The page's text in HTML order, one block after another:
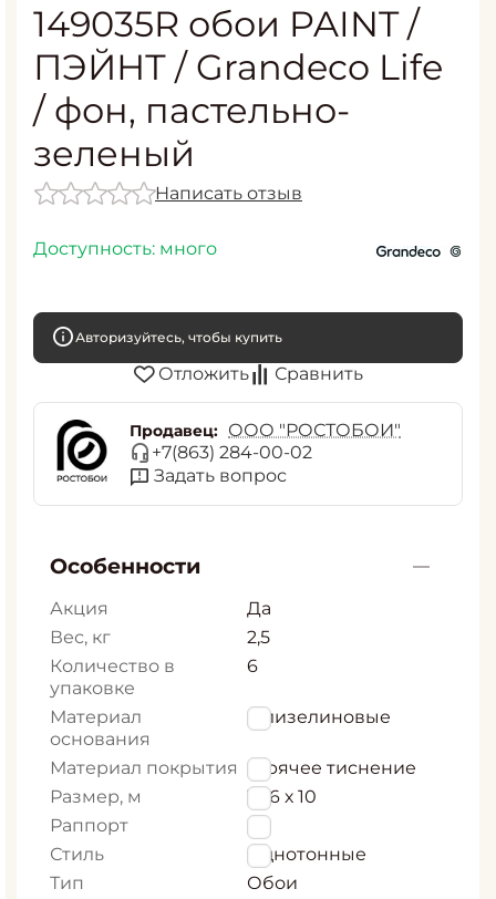
149035R обои PAINT /
ПЭЙНТ / Grandeco Life
/ фон, пастельно-
зеленый
Написать отзыв
Доступность: много
Авторизуйтесь, чтобы купить
Отложить Сравнить
Продавец: ООО "РОСТОБОИ"
+7(863) 284-00-02
Задать вопрос
Особенности
Акция
Да
Вес, кг
2,5
Количество в
упаковке
6
Материал
основания
Флизелиновые
Материал покрытия Горячее тиснение
Размер, м
1,06 х 10
Раппорт
0
Стиль
Однотонные
Тип
Обои